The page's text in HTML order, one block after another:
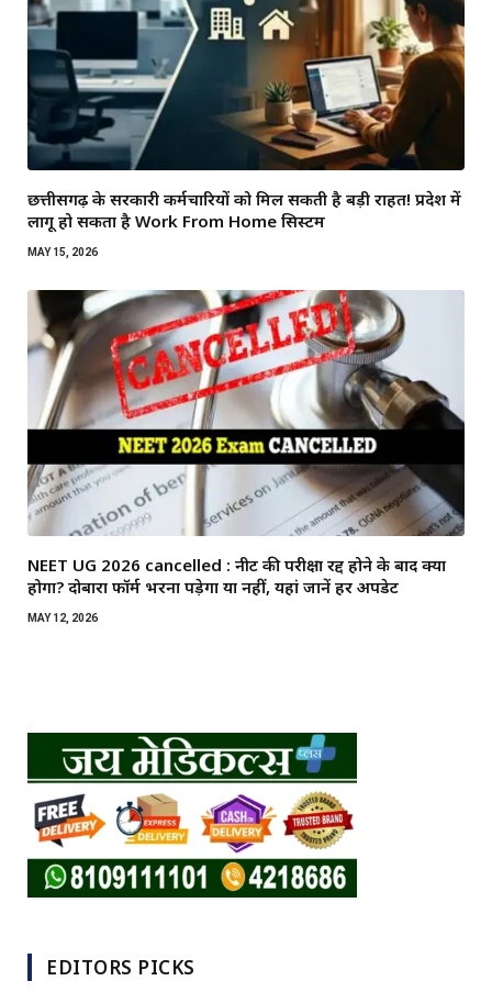
छत्तीसगढ़ के सरकारी कर्मचारियों को मिल सकती है बड़ी राहत! प्रदेश में
लागू हो सकता है Work From Home सिस्टम
MAY 15, 2026
NEET UG 2026 cancelled : नीट की परीक्षा रद्द होने के बाद क्या
होगा? दोबारा फॉर्म भरना पड़ेगा या नहीं, यहां जानें हर अपडेट
MAY 12, 2026
EDITORS PICKS